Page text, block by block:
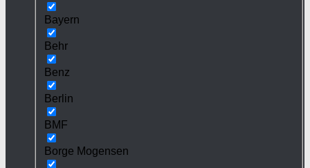
Bayern
Behr
Benz
Berlin
BMF
Borge Mogensen